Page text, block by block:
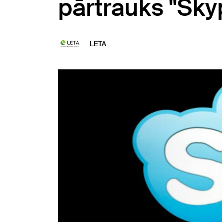
pārtrauks
LETA